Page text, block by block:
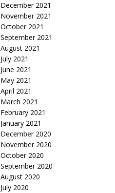
December 2021
November 2021
October 2021
September 2021
August 2021
July 2021
June 2021
May 2021
April 2021
March 2021
February 2021
January 2021
December 2020
November 2020
October 2020
September 2020
August 2020
July 2020